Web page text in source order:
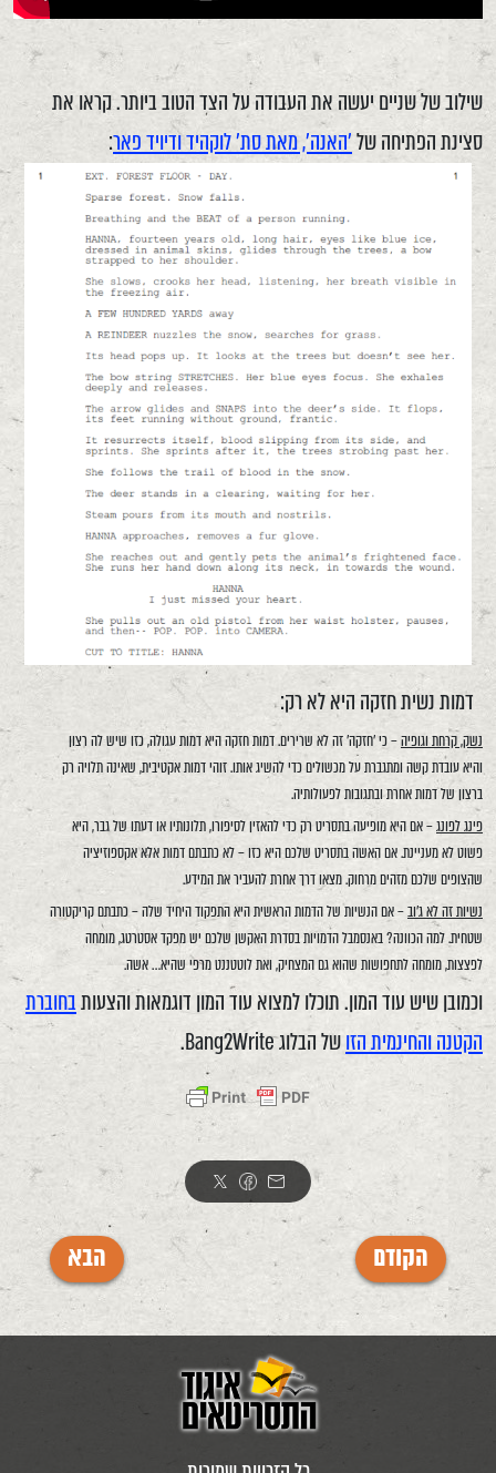
שילוב של שניים יעשה את העבודה על הצד הטוב ביותר. קראו את
סצינת הפתיחה של'האנה', מאת סת' לוקהיד ודיויד פאר:
דמות נשית חזקה היא לא רק:
נשק, קרחת וגופיה– כי 'חזקה' זה לא שרירים. דמות חזקה היא דמות עגולה, כזו שיש לה רצון
והיא עובדת קשה ומתגברת על מכשולים כדי להשיג אותו. זוהי דמות אקטיבית, שאינה תלויה רק
ברצון של דמות אחרת ובתגובות לפעולותיה.
פינג לפונג– אם היא מופיעה בתסריט רק כדי להאזין לסיפורו, תלונותיו או דעתו של גבר, היא
פשוט לא מעניינת. אם האשה בתסריט שלכם היא כזו – לא כתבתם דמות אלא אקספוזיציה
שהצופים שלכם מזהים מרחוק. מצאו דרך אחרת להעביר את המידע.
נשיות זה לא ג'וב– אם הנשיות של הדמות הראשית היא התפקוד היחיד שלה – כתבתם קריקטורה
שטחית. למה הכוונה? באנסמבל הדמויות בסדרת האקשן שלכם יש מפקד אסטרטג, מומחה
לפצצות, מומחה לתחפושות שהוא גם המצחיק, ואת לוטטננט מרפי שהיא… אשה.
וכמובן שיש עוד המון. תוכלו למצוא עוד המון דוגמאות והצעותבחוברת
הקטנה והחינמית הזושל הבלוג Bang2Write.
הבא הקודם